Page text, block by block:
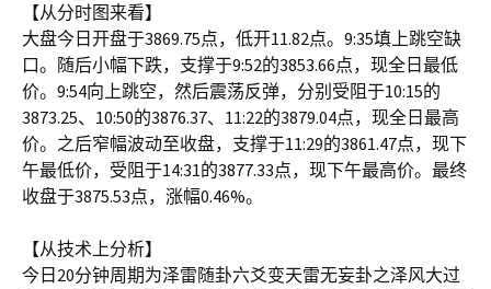
【从分时图来看】
大盘今日开盘于3869.75点，低开11.82点。9:35填上跳空缺
口。随后小幅下跌，支撑于9:52的3853.66点，现全日最低
价。9:54向上跳空，然后震荡反弹，分别受阻于10:15的
3873.25、10:50的3876.37、11:22的3879.04点，现全日最高
价。之后窄幅波动至收盘，支撑于11:29的3861.47点，现下
午最低价，受阻于14:31的3877.33点，现下午最高价。最终
收盘于3875.53点，涨幅0.46%。
【从技术上分析】
今日20分钟周期为泽雷随卦六爻变天雷无妄卦之泽风大过